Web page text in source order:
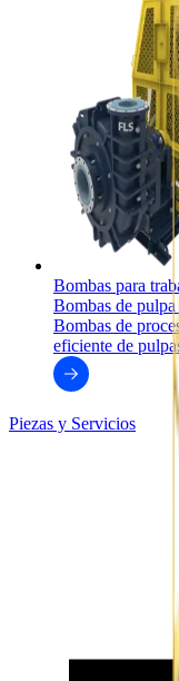
Bombas para
Bombas de
Bombas de
eficiente de
Piezas y Servicios